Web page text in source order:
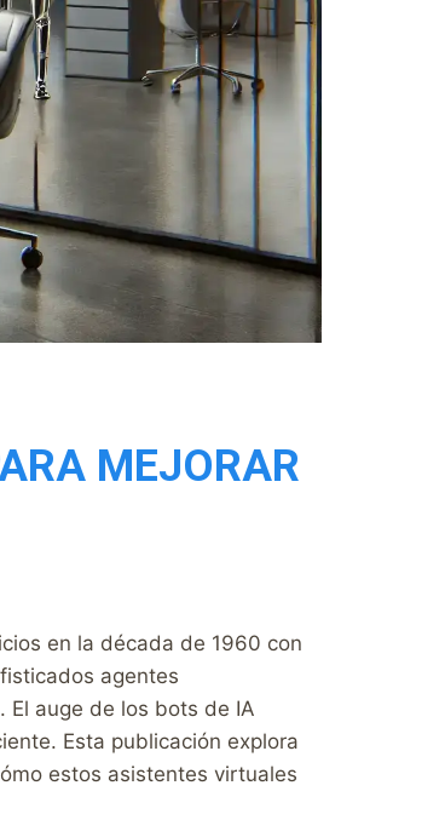
MEJORAR
en la década de 1960 con
agentes
El auge de los bots de IA
Esta publicación explora
estos asistentes virtuales